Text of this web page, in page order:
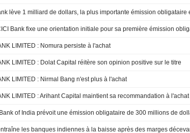
LIMITED : Nomura persiste à l'achat
LIMITED : Dolat Capital réitère son opinion positive sur le titre
LIMITED : Nirmal Bang n'est plus à l'achat
LIMITED : Arihant Capital maintient sa recommandation à l'achat